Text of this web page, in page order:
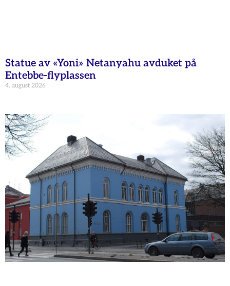
Statue av «Yoni» Netanyahu avduket på
Entebbe-flyplassen
4. august 2026